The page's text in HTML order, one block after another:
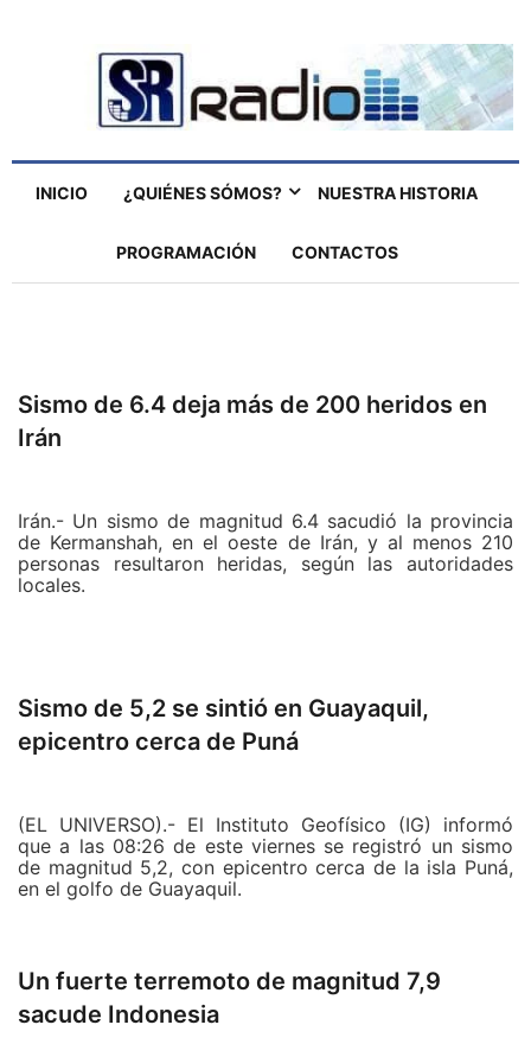
INICIO ¿QUIÉNES SÓMOS? NUESTRA HISTORIA
PROGRAMACIÓN CONTACTOS
Sismo de 6.4 deja más de 200 heridos en
Irán
Irán.- Un sismo de magnitud 6.4 sacudió la provincia
de Kermanshah, en el oeste de Irán, y al menos 210
personas resultaron heridas, según las autoridades
locales.
Esta región del oeste de Irán, fronteriza con Irak,
sufrió varios sismos en los últimos años.
Pol-e Zahab y en la ciudad vecina de Gilan-e Gharb,
según el gobernador de Kermanshah, Hushang
Bazvand.
duraron «uno minutos» en estas dos ciudades.
Sismo de 5,2 se sintió en Guayaquil,
epicentro cerca de Puná
(EL UNIVERSO).- El Instituto Geofísico (IG) informó
que a las 08:26 de este viernes se registró un sismo
de magnitud 5,2, con epicentro cerca de la isla Puná,
en el golfo de Guayaquil.
Gabriela Ponce, señaló en Citynoticias que este
temblor no es una réplica del terremoto que se
registró el pasado sábado en Manabí.
Un fuerte terremoto de magnitud 7,9
sacude Indonesia